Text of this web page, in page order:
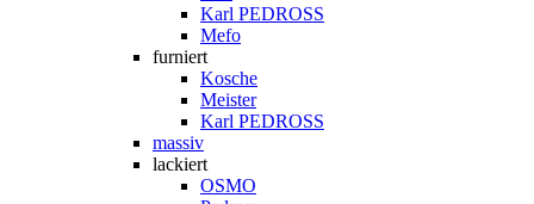
Karl PEDROSS
Mefo
furniert
Kosche
Meister
Karl PEDROSS
massiv
lackiert
OSMO